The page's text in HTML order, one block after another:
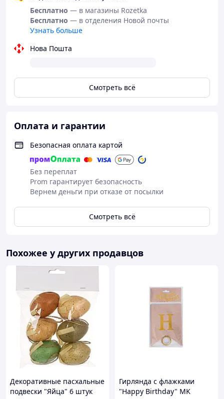
Бесплатно — в магазины Rozetka
Бесплатно — в отделения Новой почты
Узнать больше
Нова Пошта
Смотреть всё
Оплата и гарантии
Безопасная оплата картой
Без переплат
Prom гарантирует безопасность
Вернем деньги при отказе от посылки
Смотреть всё
Похожее у других продавцов
Декоративные пасхальные
подвески "Яйца" 6 штук
Гирлянда с флажками
"Happy Birthday" MK